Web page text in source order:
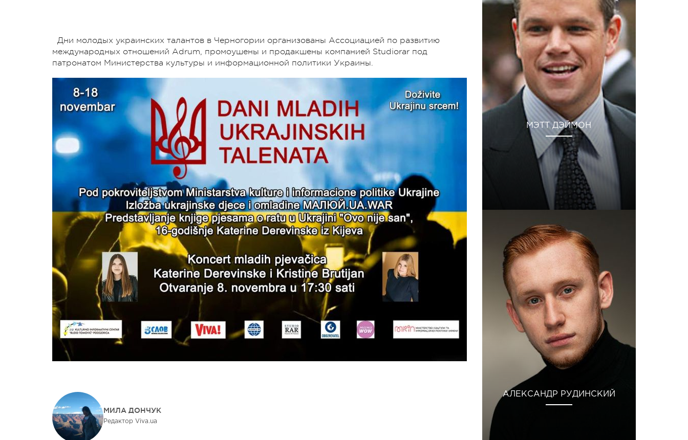
Дни молодых украинских талантов в Черногории организованы Ассоциацией по развитию
международных отношений Adrum, промоушены и продакшены компанией Studiorar под
патронатом Министерства культуры и информационной политики Украины.
МИЛА ДОНЧУК
Редактор Viva.ua
МЭТТ ДЭЙМОН
АЛЕКСАНДР РУДИНСКИЙ